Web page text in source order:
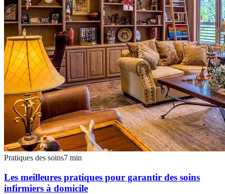
Pratiques des soins7 min
Les meilleures pratiques pour garantir des soins
infirmiers à domicile